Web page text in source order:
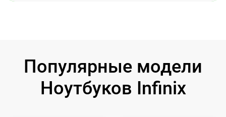
Популярные модели
Ноутбуков Infinix